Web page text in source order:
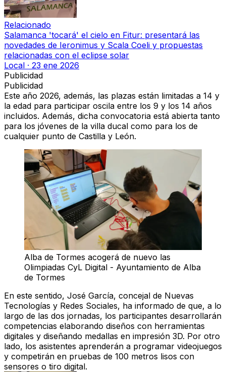
Relacionado
Salamanca 'tocará' el cielo en Fitur: presentará las
novedades de Ieronimus y Scala Coeli y propuestas
relacionadas con el eclipse solar
Local · 23 ene 2026
Publicidad
Publicidad
Este año 2026, además, las plazas están limitadas a 14 y
la edad para participar oscila entre los 9 y los 14 años
incluidos. Además, dicha convocatoria está abierta tanto
para los jóvenes de la villa ducal como para los de
cualquier punto de Castilla y León.
Alba de Tormes acogerá de nuevo las
Olimpiadas CyL Digital - Ayuntamiento de Alba
de Tormes
En este sentido, José García, concejal de Nuevas
Tecnologías y Redes Sociales, ha informado de que, a lo
largo de las dos jornadas, los participantes desarrollarán
competencias elaborando diseños con herramientas
digitales y diseñando medallas en impresión 3D. Por otro
lado, los asistentes aprenderán a programar videojuegos
y competirán en pruebas de 100 metros lisos con
sensores o tiro digital.